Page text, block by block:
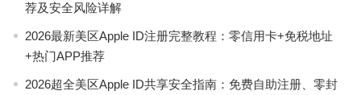
荐及安全风险详解
2026最新美区Apple ID注册完整教程：零信用卡+免税地址
+热门APP推荐
2026超全美区Apple ID共享安全指南：免费自助注册、零封